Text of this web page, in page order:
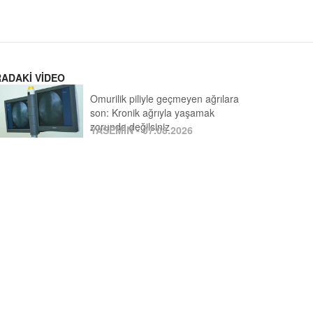
VİDEO
Omurilik piliyle geçmeyen ağrılara
son: Kronik ağrıyla yaşamak
zorunda değilsiniz
YASEMİN - 07.08.2026